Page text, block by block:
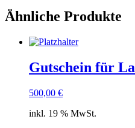
Ähnliche Produkte
Gutschein für
500,00 €
inkl. 19 % MwSt.